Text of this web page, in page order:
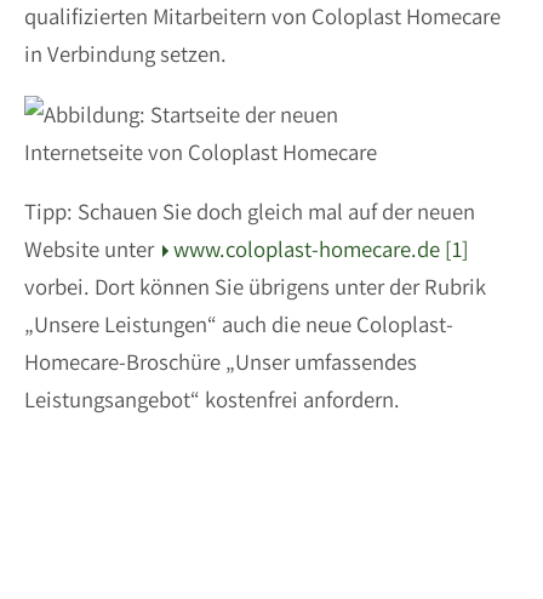
qualifizierten Mitarbeitern von Coloplast Homecare
in Verbindung setzen.
Tipp: Schauen Sie doch gleich mal auf der neuen
Website unter
www.coloplast-homecare.de [1]
vorbei. Dort können Sie übrigens unter der Rubrik
„Unsere Leistungen“ auch die neue Coloplast-
Homecare-Broschüre „Unser umfassendes
Leistungsangebot“ kostenfrei anfordern.